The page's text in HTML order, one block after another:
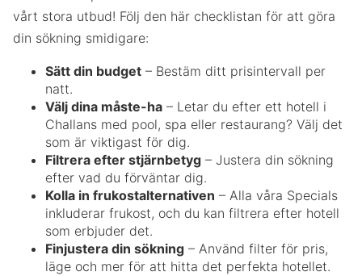
vårt stora utbud! Följ den här checklistan för att göra
din sökning smidigare:
Sätt din budget – Bestäm ditt prisintervall per
natt.
Välj dina måste-ha – Letar du efter ett hotell i
Challans med pool, spa eller restaurang? Välj det
som är viktigast för dig.
Filtrera efter stjärnbetyg – Justera din sökning
efter vad du förväntar dig.
Kolla in frukostalternativen – Alla våra Specials
inkluderar frukost, och du kan filtrera efter hotell
som erbjuder det.
Finjustera din sökning – Använd filter för pris,
läge och mer för att hitta det perfekta hotellet.